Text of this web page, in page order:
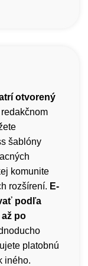
otvorený
šablóny
komunite
rozšírení. E-
podľa
po
platobnú
iného.